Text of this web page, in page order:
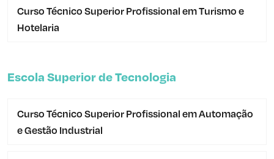
Curso Técnico Superior Profissional em Turismo e
Hotelaria
Escola Superior de Tecnologia
Curso Técnico Superior Profissional em Automação
e Gestão Industrial